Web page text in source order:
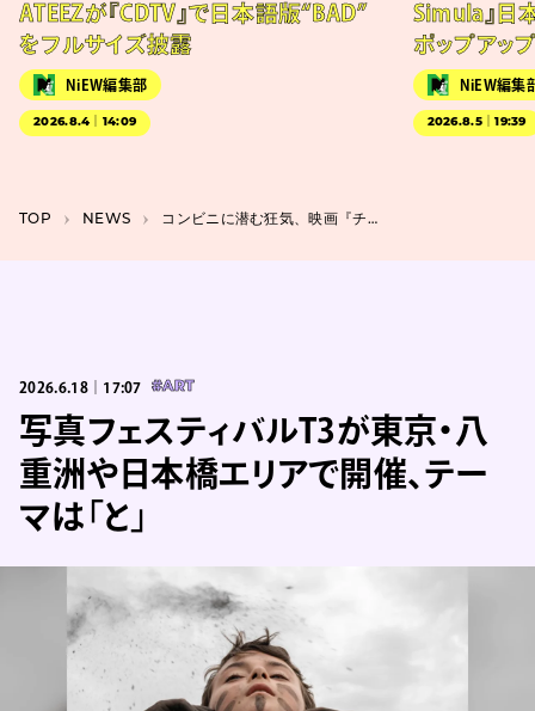
ATEEZが『CDTV』で日本語版“BAD”
をフルサイズ披露
NiEW編集部
2026.8.4｜14:09
Simula』日
ポップアッ
NiEW編集
2026.8.5｜19:39
TOP NEWS コンビニに潜む狂気、映画『チルド』キャラクタービジュアルの「不穏な眼差し」
2026.6.18｜17:07 #ART
写真フェスティバルT3が東京・八
重洲や日本橋エリアで開催、テー
マは「と」